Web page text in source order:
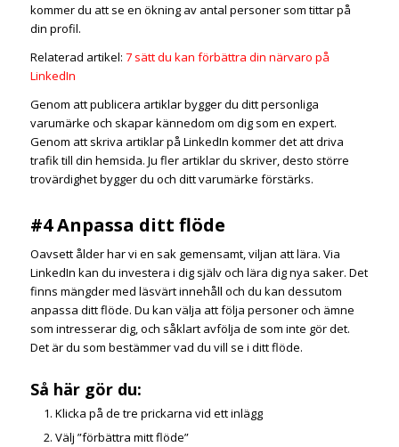
kommer du att se en ökning av antal personer som tittar på
din profil.
Relaterad artikel: 7 sätt du kan förbättra din närvaro på
LinkedIn
Genom att publicera artiklar bygger du ditt personliga
varumärke och skapar kännedom om dig som en expert.
Genom att skriva artiklar på LinkedIn kommer det att driva
trafik till din hemsida. Ju fler artiklar du skriver, desto större
trovärdighet bygger du och ditt varumärke förstärks.
#4 Anpassa ditt flöde
Oavsett ålder har vi en sak gemensamt, viljan att lära. Via
LinkedIn kan du investera i dig själv och lära dig nya saker. Det
finns mängder med läsvärt innehåll och du kan dessutom
anpassa ditt flöde. Du kan välja att följa personer och ämne
som intresserar dig, och såklart avfölja de som inte gör det.
Det är du som bestämmer vad du vill se i ditt flöde.
Så här gör du:
Klicka på de tre prickarna vid ett inlägg
Välj ”förbättra mitt flöde”